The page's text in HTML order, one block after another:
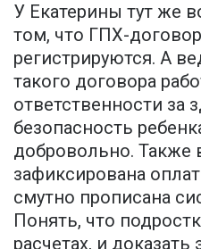
У Екатерины тут же
том, что ГПХ-
регистрируются. А
такого договора
ответственности за
безопасность
добровольно. Также
зафиксирована
смутно прописана
Понять, что
расчетах, и доказать